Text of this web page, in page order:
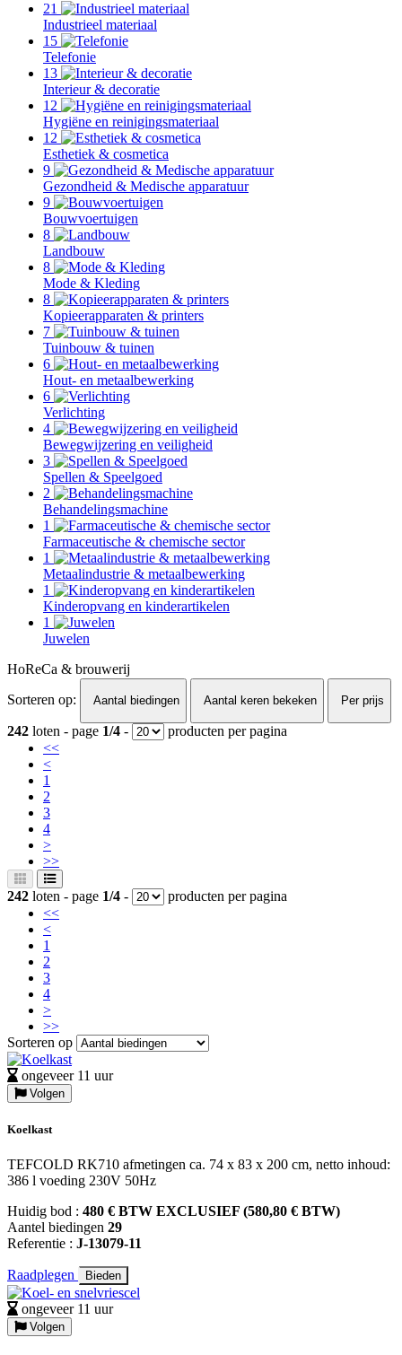
21
Industrieel materiaal
15
Telefonie
13
Interieur & decoratie
12
Hygiëne en reinigingsmateriaal
12
Esthetiek & cosmetica
9
Gezondheid & Medische apparatuur
9
Bouwvoertuigen
8
Landbouw
8
Mode & Kleding
8
Kopieerapparaten & printers
7
Tuinbouw & tuinen
6
Hout- en metaalbewerking
6
Verlichting
4
Bewegwijzering en veiligheid
3
Spellen & Speelgoed
2
Behandelingsmachine
1
Farmaceutische & chemische sector
1
Metaalindustrie & metaalbewerking
1
Kinderopvang en kinderartikelen
1
Juwelen
HoReCa & brouwerij
Sorteren op:
Aantal biedingen Aantal keren bekeken Per prijs
242 loten - page 1/4 -
producten per pagina
<<
<
1
2
3
4
>
>>
242 loten - page 1/4 -
producten per pagina
<<
<
1
2
3
4
>
>>
Sorteren op
ongeveer 11 uur
Volgen
Koelkast
TEFCOLD RK710 afmetingen ca. 74 x 83 x 200 cm, netto inhoud:
386 l voeding 230V 50Hz
Huidig bod : 480 € BTW EXCLUSIEF (580,80 € BTW)
Aantel biedingen 29
Referentie : J-13079-11
Raadplegen Bieden
ongeveer 11 uur
Volgen